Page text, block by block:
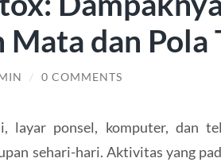
Mata dan Pola
/ 0 COMMENTS
layar ponsel, komputer, dan
sehari-hari. Aktivitas yang